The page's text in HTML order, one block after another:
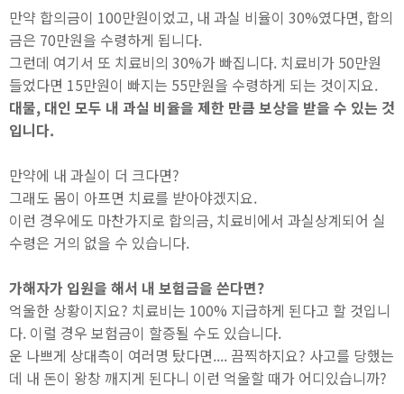
만약 합의금이 100만원이었고, 내 과실 비율이 30%였다면, 합의
금은 70만원을 수령하게 됩니다.
그런데 여기서 또 치료비의 30%가 빠집니다. 치료비가 50만원
들었다면 15만원이 빠지는 55만원을 수령하게 되는 것이지요.
대물, 대인 모두 내 과실 비율을 제한 만큼 보상을 받을 수 있는 것
입니다.
만약에 내 과실이 더 크다면?
그래도 몸이 아프면 치료를 받아야겠지요.
이런 경우에도 마찬가지로 합의금, 치료비에서 과실상계되어 실
수령은 거의 없을 수 있습니다.
가해자가 입원을 해서 내 보험금을 쓴다면?
억울한 상황이지요? 치료비는 100% 지급하게 된다고 할 것입니
다. 이럴 경우 보험금이 할증될 수도 있습니다.
운 나쁘게 상대측이 여러명 탔다면.... 끔찍하지요? 사고를 당했는
데 내 돈이 왕창 깨지게 된다니 이런 억울할 때가 어디있습니까?